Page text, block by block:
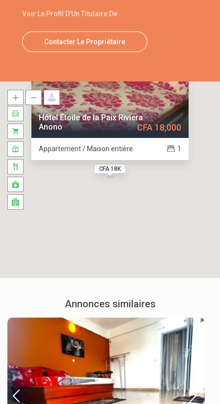
Voir Le Profil D'Un Titulaire De
Contacter Le Propriétaire
CFA 18K
Hôtel Étoile de la Paix Riviera
Anono
Appartement / Maison entière 1
CFA 18,000
Annonces similaires